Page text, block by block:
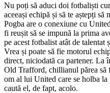
Nu poți să aduci doi fotbaliști
aceeași echipă și să te aștepți
Pogba are o conexiune cu
fi reușit să se impună la prima
pe acest fotbalist atât de talentat
Vrea și poate să fie motorul
direct, niciodată ca partener. La
Old Trafford, chillianul părea să
om al lui United care se holba la
caută el, de fapt, acolo.